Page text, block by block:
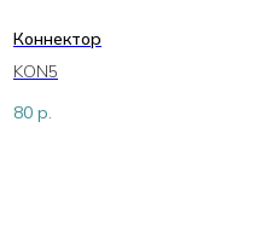
Коннектор
KON5
80 р.